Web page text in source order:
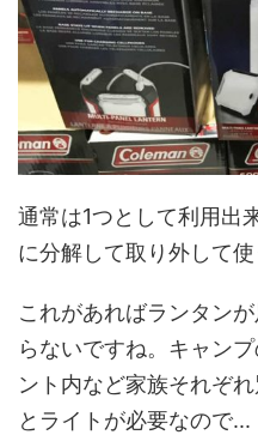
通常は1つとして利用出
に分解して取り外して使
これがあればランタン
らないですね。キャン
ント内など家族それぞ
とライトが必要なので...